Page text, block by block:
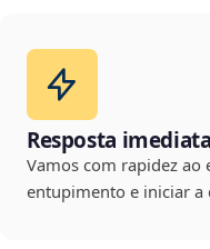
Resposta imediata
Vamos com rapidez ao
entupimento e iniciar a